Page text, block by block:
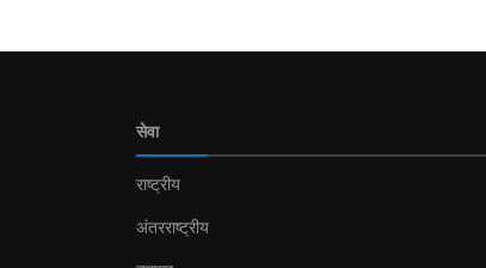
सेवा
राष्ट्रीय
अंतरराष्ट्रीय